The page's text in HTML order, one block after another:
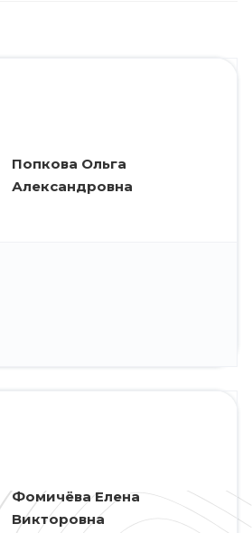
Попкова Ольга
Александровна
Фомичёва Елена
Викторовна